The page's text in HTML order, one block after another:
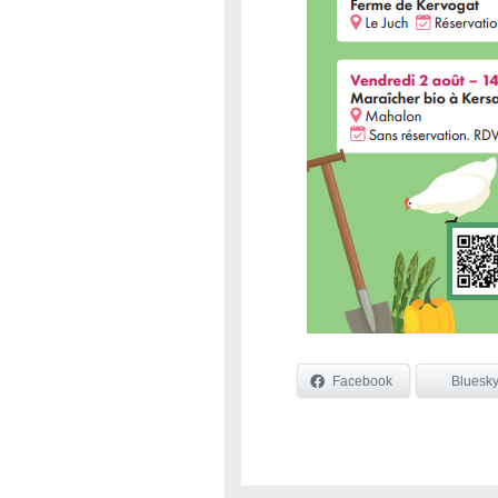
Facebook Bluesky